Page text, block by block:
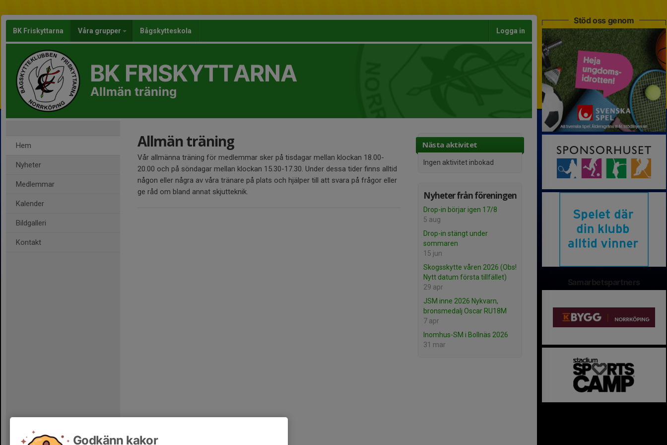
BK Friskyttarna Våra grupper Bågskytteskola Logga in
BK FRISKYTTARNA
Allmän träning
Hem
Nyheter
Medlemmar
Kalender
Bildgalleri
Kontakt
Nästa aktivitet
Ingen aktivitet inbokad
Nyheter från föreningen
Drop-in börjar igen 17/8
5 aug
Drop-in stängt under
sommaren
15 jun
Skogsskytte våren 2026 (Obs!
Nytt datum första tillfället)
29 apr
JSM inne 2026 Nykvarn,
bronsmedalj Oscar RU18M
7 apr
Inomhus-SM i Bollnäs 2026
31 mar
Allmän träning
Vår allmänna träning för medlemmar sker på tisdagar mellan klockan 18.00-
20.00 och på söndagar mellan klockan 15.30-17.30. Under dessa tider finns alltid
någon eller några av våra tränare på plats och hjälper till att svara på frågor eller
ge råd om bland annat skjutteknik.
Stöd oss genom
Samarbetspartners
Godkänn kakor